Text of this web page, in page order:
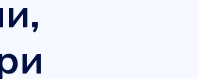
хостинг
грн.